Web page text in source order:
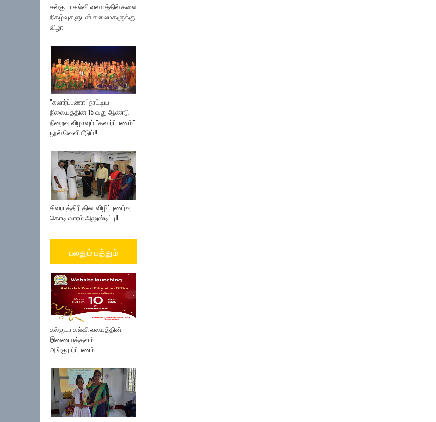
கல்குடா கல்வி வலயத்தில் கலை
நிகழ்வுகளுடன் கலைமகளுக்கு
விழா
"கலார்ப்பணா" நாட்டிய
நிலையத்தின் 15 வது ஆண்டு
நிறைவு விழாவும் "கலார்ப்பணம்"
நூல் வெளியீடும்!!
சிவராத்திரி தின விழிப்புணர்வு
கொடி வாரம் அனுஸ்டிப்பு!!
பலதும் பத்தும்
கல்குடா கல்வி வலயத்தின்
இணையத்தளம்
அங்குரார்ப்பணம்